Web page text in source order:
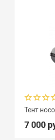
Тент
7 000